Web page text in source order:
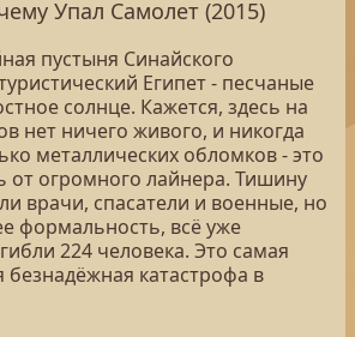
Упал Самолет (2015)
пустыня Синайского
Египет - песчаные
солнце. Кажется, здесь на
нет ничего живого, и никогда
металлических обломков - это
от огромного лайнера. Тишину
врачи, спасатели и военные, но
формальность, всё уже
224 человека. Это самая
катастрофа в